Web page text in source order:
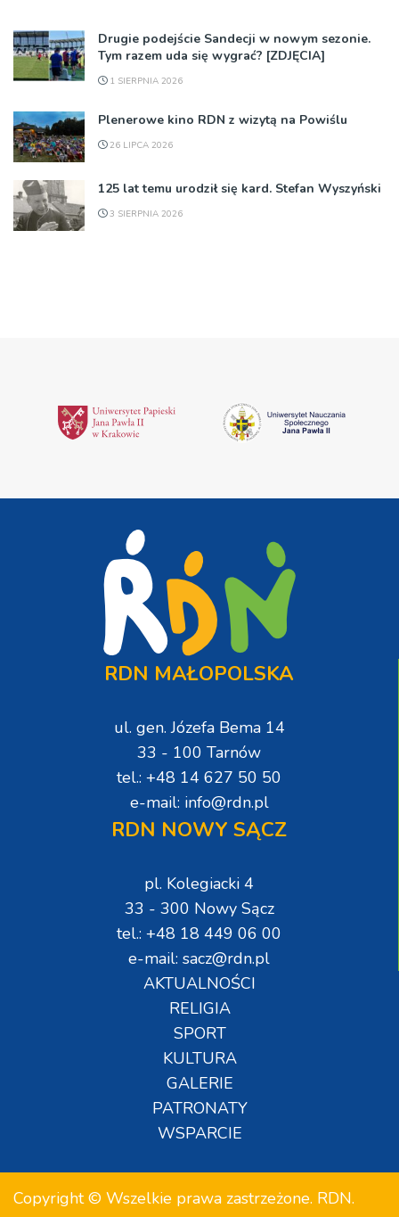
Drugie podejście Sandecji w nowym sezonie.
Tym razem uda się wygrać? [ZDJĘCIA]
1 SIERPNIA 2026
Plenerowe kino RDN z wizytą na Powiślu
26 LIPCA 2026
125 lat temu urodził się kard. Stefan Wyszyński
3 SIERPNIA 2026
RDN MAŁOPOLSKA
ul. gen. Józefa Bema 14
33 - 100 Tarnów
tel.: +48 14 627 50 50
e-mail: info@rdn.pl
RDN NOWY SĄCZ
pl. Kolegiacki 4
33 - 300 Nowy Sącz
tel.: +48 18 449 06 00
e-mail: sacz@rdn.pl
AKTUALNOŚCI
RELIGIA
SPORT
KULTURA
GALERIE
PATRONATY
WSPARCIE
Copyright © Wszelkie prawa zastrzeżone. RDN.